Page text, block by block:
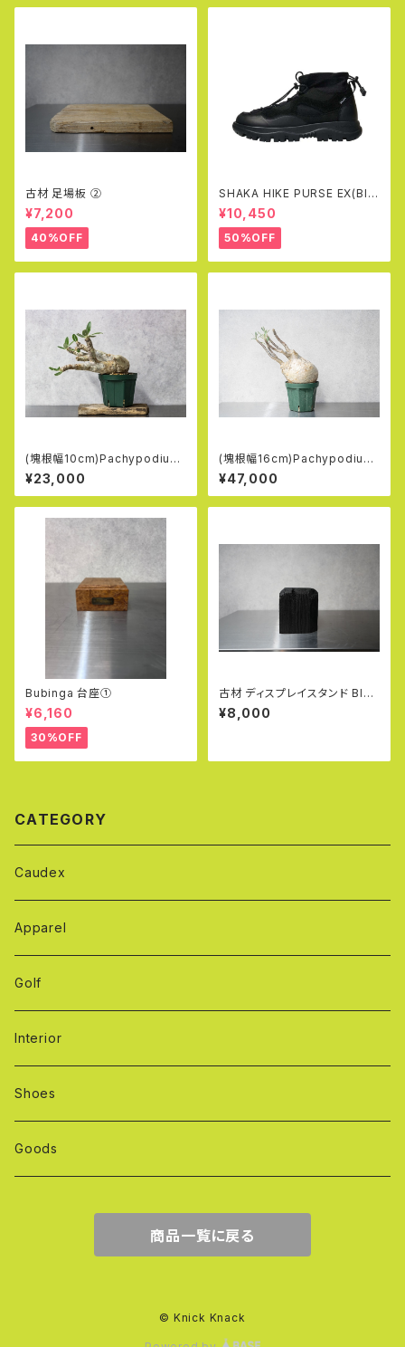
古材 足場板 ②
¥7,200
40%OFF
SHAKA HIKE PURSE EX(Bla
ck)
¥10,450
50%OFF
(塊根幅10cm)Pachypodium
Densiflorum
¥23,000
(塊根幅16cm)Pachypodium
rosulatum var. gracilius (5
5)
¥47,000
Bubinga 台座①
¥6,160
30%OFF
古材 ディスプレイスタンド Blac
k (High)
¥8,000
CATEGORY
Caudex
Apparel
Golf
Interior
Shoes
Goods
商品一覧に戻る
© Knick Knack